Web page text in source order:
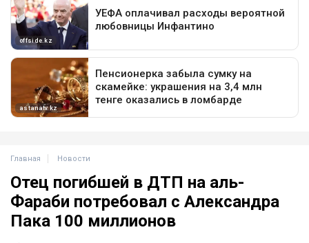
Главная Новости
Отец погибшей в ДТП на аль-
Фараби потребовал с Александра
Пака 100 миллионов